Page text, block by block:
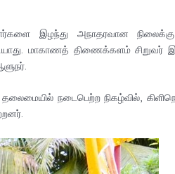
இழந்து அநாதரவான நிலைக்கு
மாகாணத் திணைக்களம்
நடைபெற்ற நிகழ்வில்,